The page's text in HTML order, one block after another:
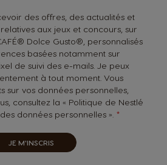
des offres, des actualités et
aux jeux et concours, sur
Dolce Gusto®, personnalisés
basées notamment sur
de suivi des e-mails. Je peux
à tout moment. Vous
sur vos données personnelles,
consultez la « Politique de Nestlé
données personnelles ».
JE M'INSCRIS